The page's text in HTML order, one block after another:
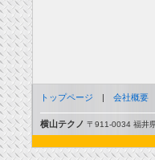
トップページ | 会社概要
横山テクノ 〒911-0034 福井